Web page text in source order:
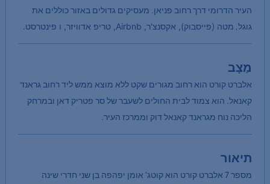
העיר הדרומי דרך רחוב פניאן. מעסיקים גדולים באזור כוללים את
גוגל, מטה (פייסבוק), אקסנצ'ר, Airbnb, טריפ אדוויזר, ו פינטרסט.
מַצָב
אלברט קורט הוא רחוב מגורים שקט ללא מוצא ממש ליד רחוב גראנד
קאנאל. הוא צמוד לבית החולים לשעבר של סר פטריק דאן ובמרחק
הליכה נוח מגראנד קאנאל דוק וממרכז העיר.
תיאור
מספר 7 אלברט קורט הוא קוטג' אומן יפהפה בן שני חדרי שינה